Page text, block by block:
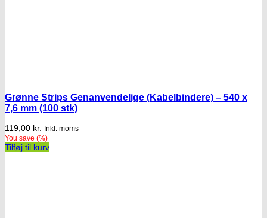
Grønne Strips Genanvendelige (Kabelbindere) – 540 x
7,6 mm (100 stk)
119,00 kr. Inkl. moms
You save (%)
Tilføj til kurv